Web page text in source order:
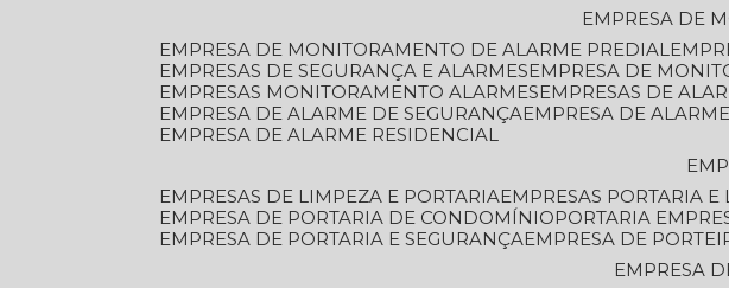
EMPRESA DE
EMPRESA DE MONITORAMENTO DE ALARME PREDIAL
EMPRESAS DE SEGURANÇA E ALARMES
EMPRESA DE
EMPRESAS MONITORAMENTO ALARMES
EMPRESAS DE
EMPRESA DE ALARME DE SEGURANÇA
EMPRESA DE
EMPRESA DE ALARME RESIDENCIAL
EMPRESAS DE LIMPEZA E PORTARIA
EMPRESAS PORTARIA
EMPRESA DE PORTARIA DE CONDOMÍNIO
PORTARIA
EMPRESA DE PORTARIA E SEGURANÇA
EMPRESA DE
EMPRESA